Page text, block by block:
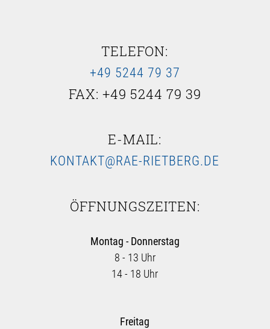
TELEFON:
+49 5244 79 37
FAX: +49 5244 79 39
E-MAIL:
KONTAKT@RAE-RIETBERG.DE
ÖFFNUNGSZEITEN:
Montag - Donnerstag
8 - 13 Uhr
14 - 18 Uhr
Freitag